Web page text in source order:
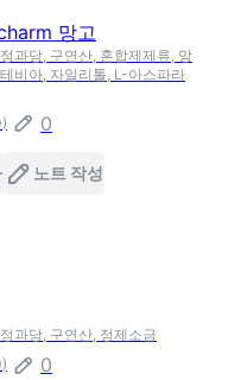
망고
과당, 구연산, 혼합제제류, 망
비아, 자일리톨, L-아스파라
) 0
노트 작성
과당, 구연산, 정제소금
) 0